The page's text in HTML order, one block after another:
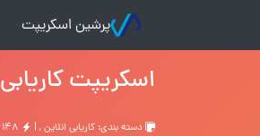
پرشین اسکریپت
اسکریپت کاریابی Jobs Board Pro نسخه 1.0.1
دسته بندی: کاریابی انلاین, |